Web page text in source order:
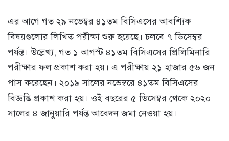
এর আগে গত ২৯ নভেম্বর ৪১তম বিসিএসের আবশ্যিক
বিষয়গুলোর লিখিত পরীক্ষা শুরু হয়েছে। চলবে ৭ ডিসেম্বর
পর্যন্ত। উল্লেখ্য, গত ১ আগস্ট ৪১তম বিসিএসের প্রিলিমিনারি
পরীক্ষার ফল প্রকাশ করা হয়। এ পরীক্ষায় ২১ হাজার ৫৬ জন
পাস করেছেন। ২০১৯ সালের নভেম্বরে ৪১তম বিসিএসের
বিজ্ঞপ্তি প্রকাশ করা হয়। ওই বছরের ৫ ডিসেম্বর থেকে ২০২০
সালের ৪ জানুয়ারি পর্যন্ত আবেদন জমা নেওয়া হয়।